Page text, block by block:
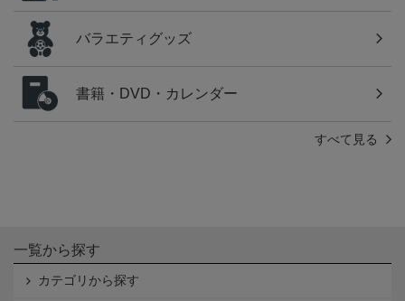
バラエティグッズ
書籍・DVD・カレンダー
すべて見る
一覧から探す
カテゴリから探す